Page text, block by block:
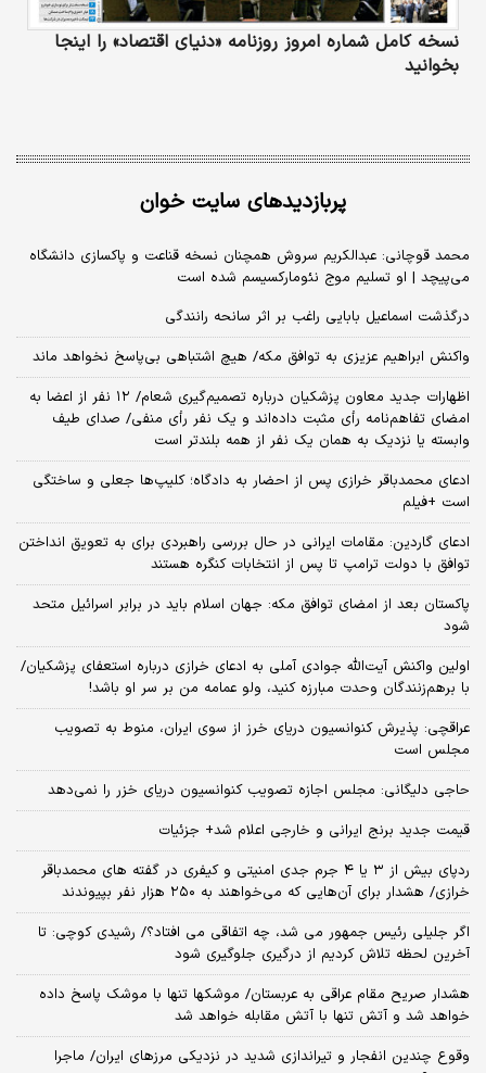
نسخه کامل شماره امروز روزنامه «دنیای‌ اقتصاد» را اینجا
بخوانید
پربازدیدهای سایت خوان
محمد قوچانی: عبدالکریم سروش همچنان نسخه قناعت و پاکسازی دانشگاه
می‌پیچد | او تسلیم موج نئومارکسیسم شده است
درگذشت اسماعیل بابایی راغب بر اثر سانحه رانندگی
واکنش ابراهیم عزیزی به توافق مکه/ هیچ اشتباهی بی‌پاسخ نخواهد ماند
اظهارات جدید معاون پزشکیان درباره تصمیم‌گیری شعام/ ۱۲ نفر از اعضا به
امضای تفاهم‌نامه رأی مثبت داده‌اند و یک نفر رأی منفی/ صدای طیف
وابسته یا نزدیک به همان یک نفر از همه بلندتر است
ادعای محمدباقر خرازی پس از احضار به دادگاه؛ کلیپ‌ها جعلی و ساختگی
است +فیلم
ادعای گاردین: مقامات ایرانی در حال بررسی راهبردی برای به تعویق انداختن
توافق با دولت ترامپ تا پس از انتخابات کنگره هستند
پاکستان بعد از امضای توافق مکه: جهان اسلام باید در برابر اسرائیل متحد
شود
اولین واکنش آیت‌الله جوادی آملی به ادعای خرازی درباره استعفای پزشکیان/
با برهم‌زنندگان وحدت مبارزه کنید، ولو عمامه من بر سر او باشد!
عراقچی: پذیرش کنوانسیون دریای خرز از سوی ایران، منوط به تصویب
مجلس است
حاجی دلیگانی: مجلس اجازه تصویب کنوانسیون دریای خزر را نمی‌دهد
قیمت جدید برنج ایرانی و خارجی اعلام شد+ جزئیات
ردپای بیش از ۳ یا ۴ جرم جدی امنیتی و کیفری در گفته های محمدباقر
خرازی/ هشدار برای آن‌هایی که می‌خواهند به ۲۵۰ هزار نفر بپیوندند
اگر جلیلی رئیس جمهور می شد، چه اتفاقی می افتاد؟/ رشیدی کوچی: تا
آخرین لحظه تلاش کردیم از درگیری جلوگیری شود
هشدار صریح مقام عراقی به عربستان/ موشکها تنها با موشک پاسخ داده
خواهد شد و آتش تنها با آتش مقابله خواهد شد
وقوع چندین انفجار و تیراندازی شدید در نزدیکی مرز‌های ایران/ ماجرا